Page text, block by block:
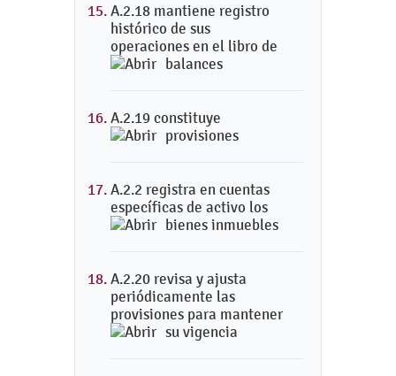
A.2.18 mantiene registro
histórico de sus
operaciones en el libro de
balances
A.2.19 constituye
provisiones
A.2.2 registra en cuentas
específicas de activo los
bienes inmuebles
A.2.20 revisa y ajusta
periódicamente las
provisiones para mantener
su vigencia